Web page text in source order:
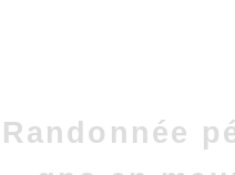
Randonnée